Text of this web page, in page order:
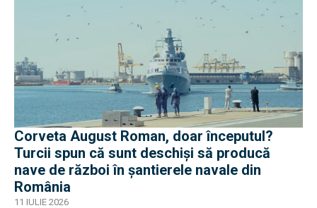
Corveta August Roman, doar începutul?
Turcii spun că sunt deschiși să producă
nave de război în șantierele navale din
România
11 IULIE 2026